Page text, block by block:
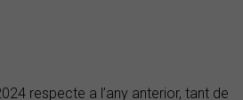
respecte a l’any anterior, tant de